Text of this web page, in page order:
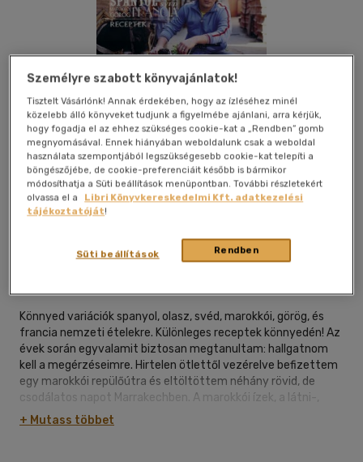
Kívánságlistához adom Megosztom
magyar nyelvű|keménytábla,
Könnyed variációk spanyol, olasz, svéd, marokkói, görög, és
francia nemzeti ételekre. Különleges receptek könnyedén! Az
évek során egyvalamit biztosan megtanultam: hallgatnom
kell a megérzéseimre. Hirtelen ötlettől vezérelve befizettem
egy marokkói repülőútra és eltöltöttem néhány rövid, de
csodálatos napot Marrakechben. A marokkói ízek, a látni-,
hallani- és szagolnivalók úgy hatottak rám, mintha friss
levegőt szippantottam volna. Izgatottan, új ötletekkel
+ Mutass többet
Személyre szabott könyvajánlatok!
Tisztelt Vásárlónk! Annak érdekében, hogy az ízléséhez minél
közelebb álló könyveket tudjunk a figyelmébe ajánlani, arra kérjük,
hogy fogadja el az ehhez szükséges cookie-kat a „Rendben” gomb
megnyomásával. Ennek hiányában weboldalunk csak a weboldal
használata szempontjából legszükségesebb cookie-kat telepíti a
böngészőjébe, de cookie-preferenciáit később is bármikor
módosíthatja a Süti beállítások menüpontban. További részletekért
olvassa el a
Libri Könyvkereskedelmi Kft. adatkezelési
tájékoztatóját!
Rendben
Süti beállítások